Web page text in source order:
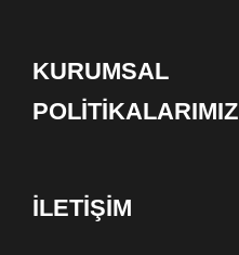
KURUMSAL
POLİTİKALARIMIZ
İLETİŞİM